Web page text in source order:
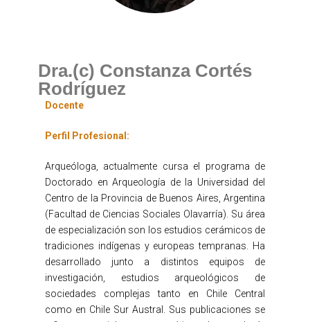
Dra.(c) Constanza Cortés
Rodríguez
Docente
Perfil Profesional:
Arqueóloga, actualmente cursa el programa de
Doctorado en Arqueología de la Universidad del
Centro de la Provincia de Buenos Aires, Argentina
(Facultad de Ciencias Sociales Olavarría). Su área
de especialización son los estudios cerámicos de
tradiciones indígenas y europeas tempranas. Ha
desarrollado junto a distintos equipos de
investigación, estudios arqueológicos de
sociedades complejas tanto en Chile Central
como en Chile Sur Austral. Sus publicaciones se